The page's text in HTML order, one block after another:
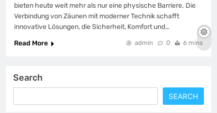
bieten heute weit mehr als nur eine physische Barriere. Die
Verbindung von Zäunen mit moderner Technik schafft
innovative Lösungen, die Sicherheit, Komfort und…
Read More
admin 0 6 mins
Search
SEARCH